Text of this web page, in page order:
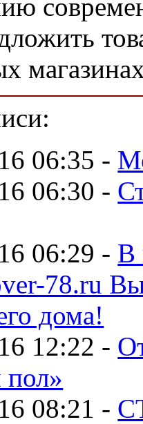
06:35 -
06:30 -
06:29 - В
78.ru
дома!
12:22 -
08:21 -